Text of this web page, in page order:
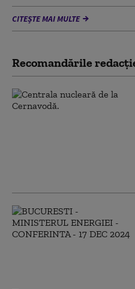
CITEȘTE MAI MULTE
Recomandările